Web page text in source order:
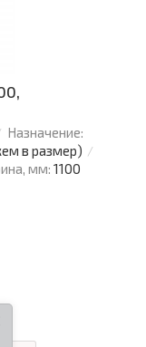
Назначение:
в размер)
мм: 1100